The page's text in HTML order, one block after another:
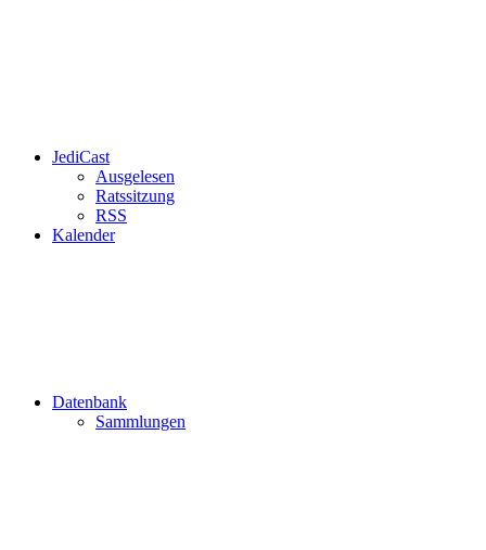
JediCast
Ausgelesen
Ratssitzung
RSS
Kalender
Datenbank
Sammlungen